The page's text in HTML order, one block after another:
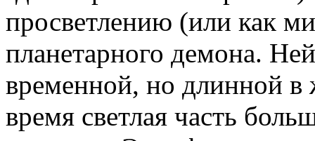
просветлению (или как
планетарного демона.
временной, но длинной в
время светлая часть